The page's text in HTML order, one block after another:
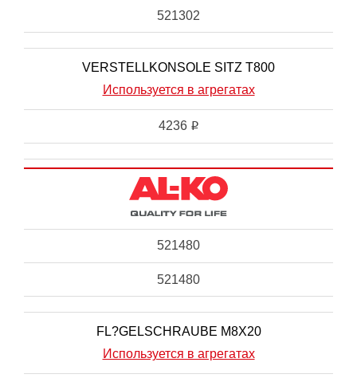
521302
VERSTELLKONSOLE SITZ T800
Используется в агрегатах
4236 i
521480
521480
FL?GELSCHRAUBE M8X20
Используется в агрегатах